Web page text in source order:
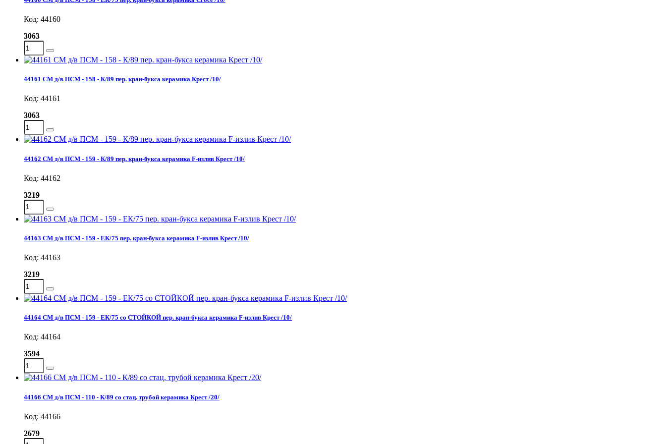
Код: 44160
3063
44161 СМ д/в ПСМ - 158 - К/89 пер. кран-букса керамика Крест /10/
Код: 44161
3063
44162 СМ д/в ПСМ - 159 - К/89 пер. кран-букса керамика F-излив Крест /10/
Код: 44162
3219
44163 СМ д/в ПСМ - 159 - EК/75 пер. кран-букса керамика F-излив Крест /10/
Код: 44163
3219
44164 СМ д/в ПСМ - 159 - EК/75 со СТОЙКОЙ пер. кран-букса керамика F-излив Крест /10/
Код: 44164
3594
44166 СМ д/в ПСМ - 110 - К/89 со стац. трубой керамика Крест /20/
Код: 44166
2679